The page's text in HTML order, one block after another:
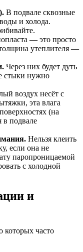
В подвале сквозные
и холода.
— это просто
утеплителя —
Через них будет дуть
стыки нужно
воздух несёт с
эта влага
(на
в подвале
Нельзя клеить
если она не
паропроницаемой
с холодной
и
которых часто